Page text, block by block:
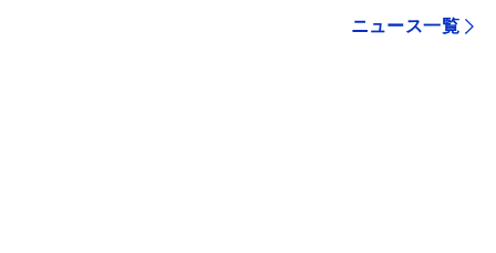
ニュース一覧